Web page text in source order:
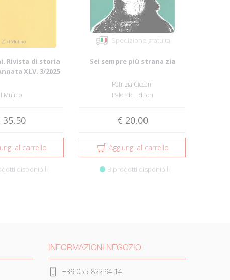
Rivista di storia
XLV. 3/2025
Il Mulino
35,50
al carrello
disponibili
Spedizione gratuita
Sei sempre più strana zia
Patrizia Ciccani
Palombi Editori
€ 20,00
Aggiungi al carrello
3 prodotti disponibili
INFORMAZIONI NEGOZIO
+39 055 822.94.14